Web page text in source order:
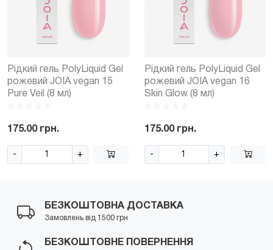
Рідкий гель PolyLiquid Gel
рожевий JOIA vegan 15
Pure Veil (8 мл)
175.00 грн.
- +
Рідкий гель PolyLiquid Gel
рожевий JOIA vegan 16
Skin Glow (8 мл)
175.00 грн.
- +
БЕЗКОШТОВНА ДОСТАВКА
Замовлень від 1500 грн
БЕЗКОШТОВНЕ ПОВЕРНЕННЯ